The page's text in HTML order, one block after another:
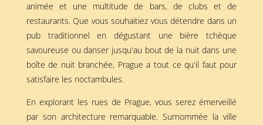
animée et une multitude de bars, de clubs et de
restaurants. Que vous souhaitiez vous détendre dans un
pub traditionnel en dégustant une bière tchèque
savoureuse ou danser jusqu'au bout de la nuit dans une
boîte de nuit branchée, Prague a tout ce qu'il faut pour
satisfaire les noctambules.
En explorant les rues de Prague, vous serez émerveillé
par son architecture remarquable. Surnommée la ville